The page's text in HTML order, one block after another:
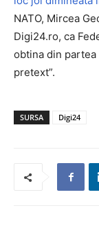
NATO, Mircea
Digi24.ro, ca
obtina din partea
pretext”.
SURSA Digi24